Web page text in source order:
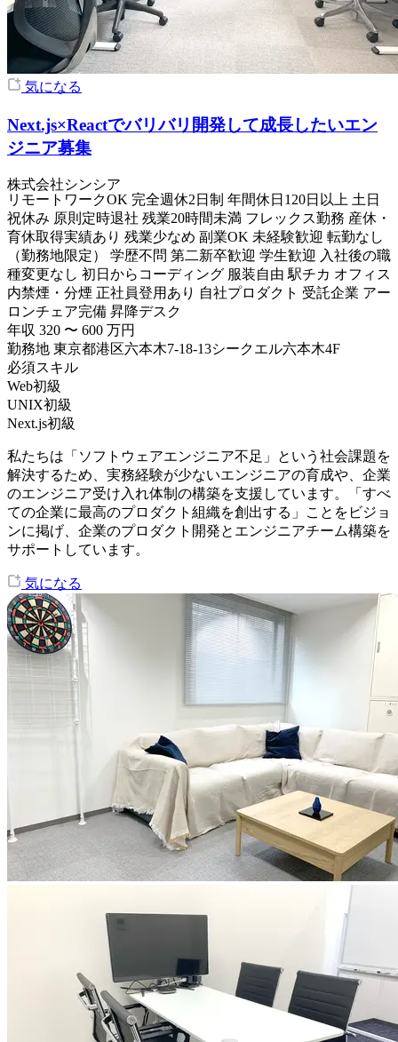
気になる
Next.js×Reactでバリバリ開発して成長したいエン
ジニア募集
株式会社シンシア
リモートワークOK 完全週休2日制 年間休日120日以上 土日
祝休み 原則定時退社 残業20時間未満 フレックス勤務 産休・
育休取得実績あり 残業少なめ 副業OK 未経験歓迎 転勤なし
（勤務地限定） 学歴不問 第二新卒歓迎 学生歓迎 入社後の職
種変更なし 初日からコーディング 服装自由 駅チカ オフィス
内禁煙・分煙 正社員登用あり 自社プロダクト 受託企業 アー
ロンチェア完備 昇降デスク
年収 320 〜 600 万円
勤務地 東京都港区六本木7-18-13シークエル六本木4F
必須スキル
Web初級
UNIX初級
Next.js初級
私たちは「ソフトウェアエンジニア不足」という社会課題を
解決するため、実務経験が少ないエンジニアの育成や、企業
のエンジニア受け入れ体制の構築を支援しています。「すべ
ての企業に最高のプロダクト組織を創出する」ことをビジョ
ンに掲げ、企業のプロダクト開発とエンジニアチーム構築を
サポートしています。
気になる